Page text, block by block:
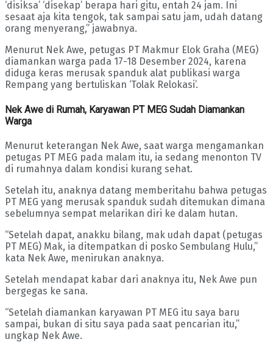
‘disiksa’ ‘disekap’ berapa hari gitu, entah 24 jam. Ini
sesaat aja kita tengok, tak sampai satu jam, udah datang
orang menyerang,” jawabnya.
Menurut Nek Awe, petugas PT Makmur Elok Graha (MEG)
diamankan warga pada 17-18 Desember 2024, karena
diduga keras merusak spanduk alat publikasi warga
Rempang yang bertuliskan ‘Tolak Relokasi’.
Nek Awe di Rumah, Karyawan PT MEG Sudah Diamankan
Warga
Menurut keterangan Nek Awe, saat warga mengamankan
petugas PT MEG pada malam itu, ia sedang menonton TV
di rumahnya dalam kondisi kurang sehat.
Setelah itu, anaknya datang memberitahu bahwa petugas
PT MEG yang merusak spanduk sudah ditemukan dimana
sebelumnya sempat melarikan diri ke dalam hutan.
“Setelah dapat, anakku bilang, mak udah dapat (petugas
PT MEG) Mak, ia ditempatkan di posko Sembulang Hulu,”
kata Nek Awe, menirukan anaknya.
Setelah mendapat kabar dari anaknya itu, Nek Awe pun
bergegas ke sana.
“Setelah diamankan karyawan PT MEG itu saya baru
sampai, bukan di situ saya pada saat pencarian itu,”
ungkap Nek Awe.